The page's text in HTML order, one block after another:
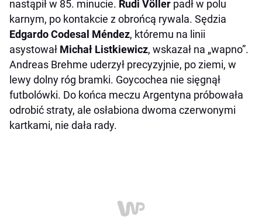
nastąpił w 85. minucie. Rudi Völler padł w polu
karnym, po kontakcie z obrońcą rywala. Sędzia
Edgardo Codesal Méndez, któremu na linii
asystował Michał Listkiewicz, wskazał na „wapno”.
Andreas Brehme uderzył precyzyjnie, po ziemi, w
lewy dolny róg bramki. Goycochea nie sięgnął
futbolówki. Do końca meczu Argentyna próbowała
odrobić straty, ale osłabiona dwoma czerwonymi
kartkami, nie dała rady.